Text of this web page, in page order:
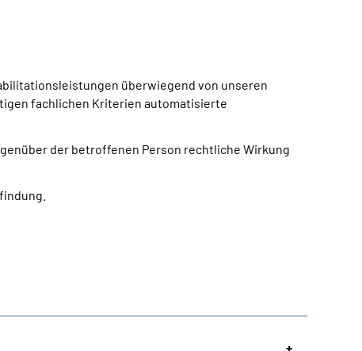
überwiegend von unseren
fachlichen Kriterien automatisierte
der betroffenen Person rechtliche Wirkung